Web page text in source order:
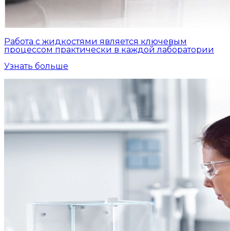
Работа с жидкостями является ключевым
процессом практически в каждой лаборатории
Узнать больше